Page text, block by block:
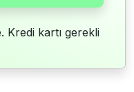
Kredi kartı gerekli